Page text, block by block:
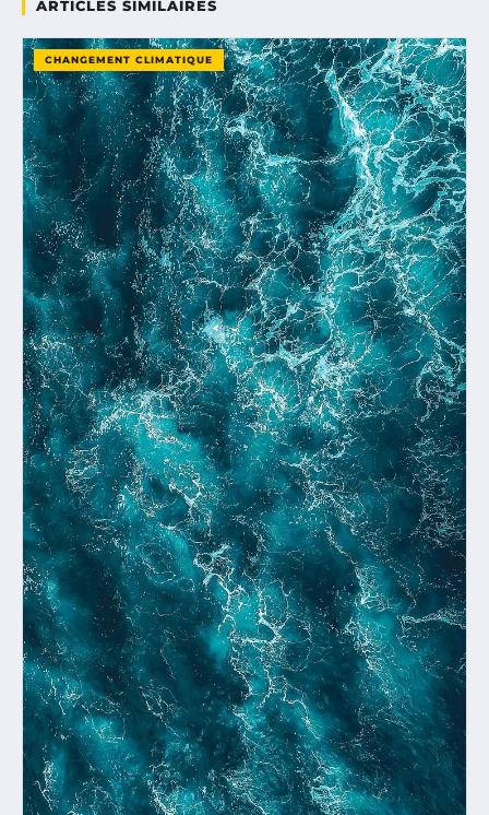
ARTICLES SIMILAIRES
CHANGEMENT CLIMATIQUE